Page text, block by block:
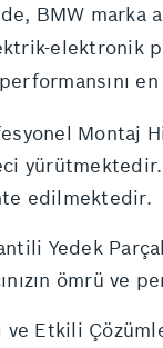
BMW marka
elektronik
performansını
Montaj
edilmektedir.
Yedek
ömrü ve
ve Etkili